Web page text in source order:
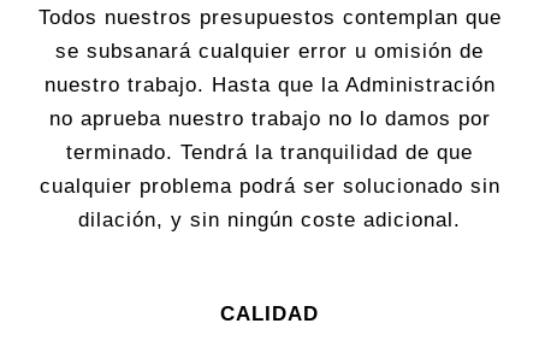
Todos nuestros presupuestos contemplan que
se subsanará cualquier error u omisión de
nuestro trabajo. Hasta que la Administración
no aprueba nuestro trabajo no lo damos por
terminado. Tendrá la tranquilidad de que
cualquier problema podrá ser solucionado sin
dilación, y sin ningún coste adicional.
CALIDAD